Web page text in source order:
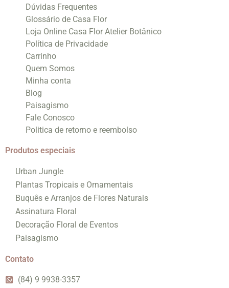
Dúvidas Frequentes
Glossário de Casa Flor
Loja Online Casa Flor Atelier Botânico
Política de Privacidade
Carrinho
Quem Somos
Minha conta
Blog
Paisagismo
Fale Conosco
Politica de retorno e reembolso
Produtos especiais
Urban Jungle
Plantas Tropicais e Ornamentais
Buquês e Arranjos de Flores Naturais
Assinatura Floral
Decoração Floral de Eventos
Paisagismo
Contato
(84) 9 9938-3357